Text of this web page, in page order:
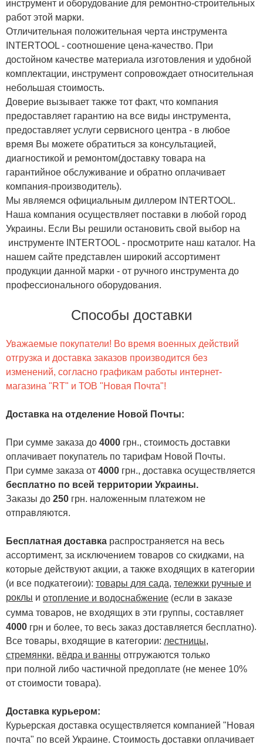
инструмент и оборудование для ремонтно-строительных
работ этой марки.
Отличительная положительная черта инструмента
INTERTOOL - соотношение цена-качество. При
достойном качестве материала изготовления и удобной
комплектации, инструмент сопровождает относительная
небольшая стоимость.
Доверие вызывает также тот факт, что компания
предоставляет гарантию на все виды инструмента,
предоставляет услуги сервисного центра - в любое
время Вы можете обратиться за консультацией,
диагностикой и ремонтом(доставку товара на
гарантийное обслуживание и обратно оплачивает
компания-производитель).
Мы являемся официальным диллером INTERTOOL.
Наша компания осуществляет поставки в любой город
Украины. Если Вы решили остановить свой выбор на
инструменте INTERTOOL - просмотрите наш каталог. На
нашем сайте представлен широкий ассортимент
продукции данной марки - от ручного инструмента до
профессионального оборудования.
Способы доставки
Уважаемые покупатели! Во время военных действий
отгрузка и доставка заказов производится без
изменений, согласно графикам работы интернет-
магазина "RT" и ТОВ "Новая Почта"!
Доставка на отделение Новой Почты:
При сумме заказа до 4000 грн., стоимость доставки
оплачивает покупатель по тарифам Новой Почты.
При сумме заказа от 4000 грн., доставка осуществляется
бесплатно по всей территории Украины.
Заказы до 250 грн. наложенным платежом не
отправляются.
Бесплатная доставка распространяется на весь
ассортимент, за исключением товаров со скидками, на
которые действуют акции, а также входящих в категории
(и все подкатегоии): товары для сада, тележки ручные и
роклы и отопление и водоснабжение (если в заказе
сумма товаров, не входящих в эти группы, составляет
4000 грн и более, то весь заказ доставляется бесплатно).
Все товары, входящие в категории: лестницы,
стремянки, вёдра и ванны отгружаются только
при полной либо частичной предоплате (не менее 10%
от стоимости товара).
Доставка курьером:
Курьерская доставка осуществляется компанией "Новая
почта" по всей Украине. Стоимость доставки оплачивает